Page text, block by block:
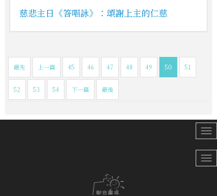
慈悲主日《答唱詠》：頌謝上主的仁慈
最先 上一篇 45 46 47 48 49 50 51
52 53 54 下一篇 最後